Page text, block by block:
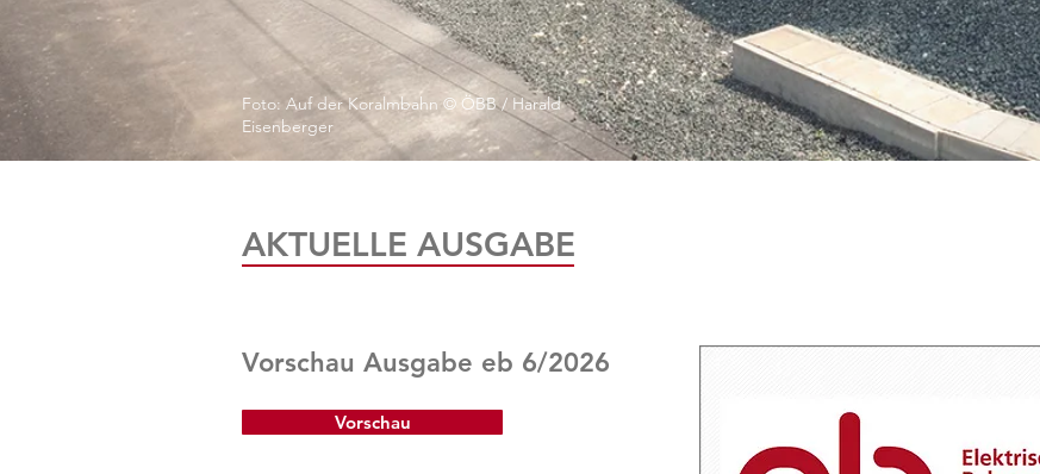
Foto: Auf der Koralmbahn © ÖBB / Harald
Eisenberger
AKTUELLE AUSGABE
Vorschau Ausgabe eb 6/2026
Vorschau